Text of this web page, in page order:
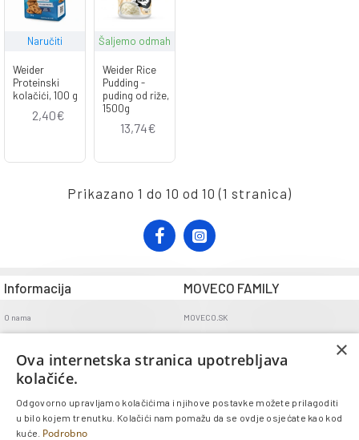
Naručiti
Weider
Proteinski
kolačići, 100 g
2,40€
Šaljemo odmah
Weider Rice
Pudding -
puding od riže,
1500g
13,74€
Prikazano 1 do 10 od 10 (1 stranica)
Informacija
O nama
Uvjeti dostave
Politika povrata
GDPR
MOVECO FAMILY
MOVECO.SK
×
Ova internetska stranica upotrebljava
kolačiće.
Odgovorno upravljamo kolačićima i njihove postavke možete prilagoditi
u bilo kojem trenutku. Kolačići nam pomažu da se ovdje osjećate kao kod
kuće. Podrobno